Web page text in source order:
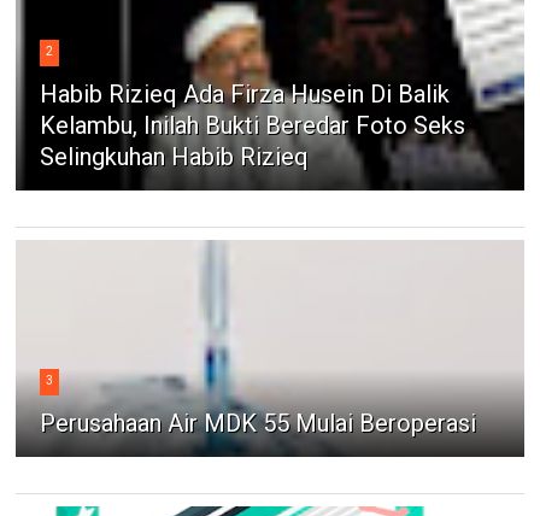
2
Habib Rizieq Ada Firza Husein Di Balik
Kelambu, Inilah Bukti Beredar Foto Seks
Selingkuhan Habib Rizieq
3
Perusahaan Air MDK 55 Mulai Beroperasi